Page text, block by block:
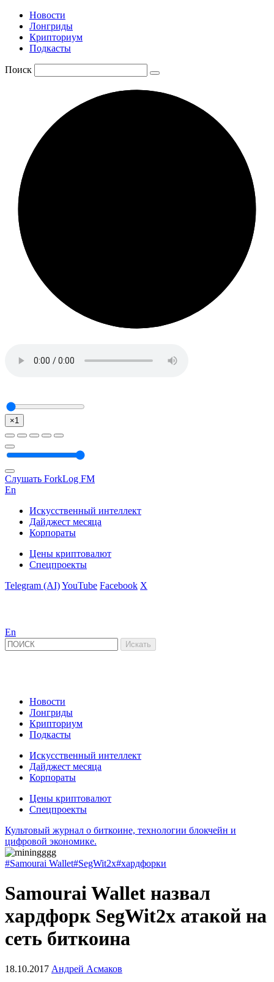
Новости
Лонгриды
Крипториум
Подкасты
Поиск
×1
Слушать ForkLog FM
En
Искусственный интеллект
Дайджест месяца
Корпораты
Цены криптовалют
Спецпроекты
Telegram (AI)YouTube Facebook X
En
Новости
Лонгриды
Крипториум
Подкасты
Искусственный интеллект
Дайджест месяца
Корпораты
Цены криптовалют
Спецпроекты
Культовый журнал о биткоине, технологии блокчейн и
цифровой экономике.
#Samourai Wallet#SegWit2x#хардфорки
Samourai Wallet назвал
хардфорк SegWit2x атакой на
сеть биткоина
18.10.2017 Андрей Асмаков